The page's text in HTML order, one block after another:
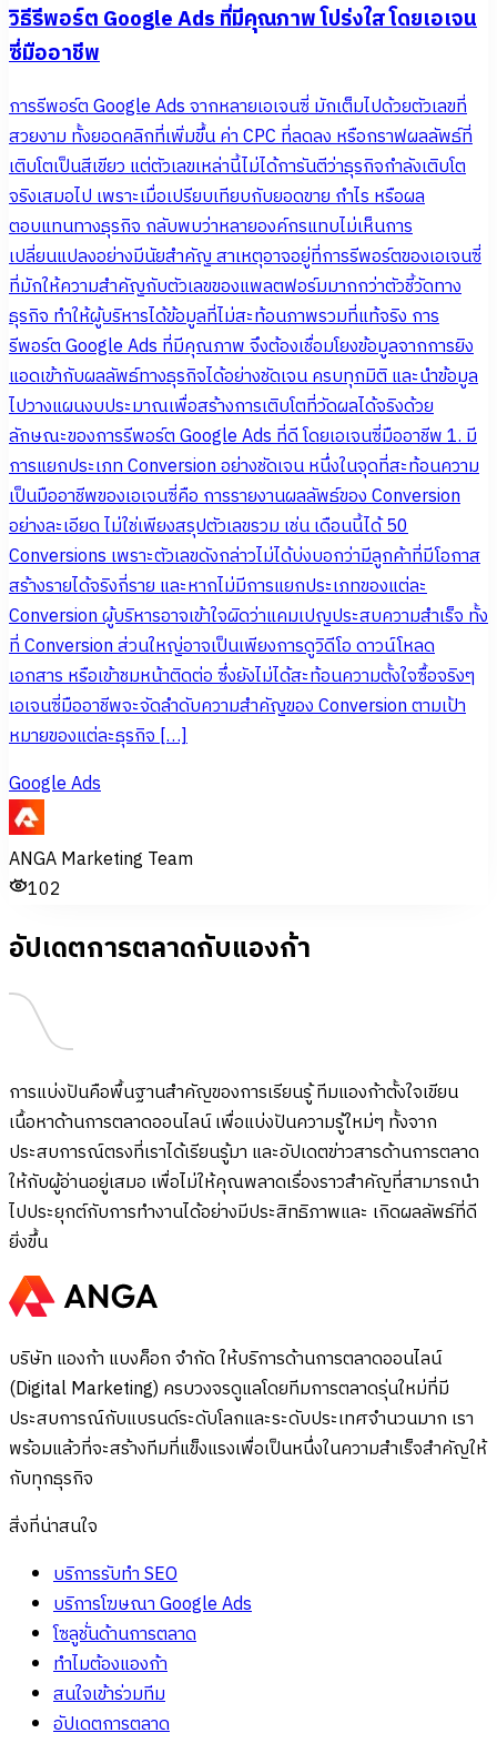
วิธีรีพอร์ต Google Ads ที่มีคุณภาพ โปร่งใส โดยเอเจน
ซี่มืออาชีพ
การรีพอร์ต Google Ads จากหลายเอเจนซี่ มักเต็มไปด้วยตัวเลขที่
สวยงาม ทั้งยอดคลิกที่เพิ่มขึ้น ค่า CPC ที่ลดลง หรือกราฟผลลัพธ์ที่
เติบโตเป็นสีเขียว แต่ตัวเลขเหล่านี้ไม่ได้การันตีว่าธุรกิจกำลังเติบโต
จริงเสมอไป เพราะเมื่อเปรียบเทียบกับยอดขาย กำไร หรือผล
ตอบแทนทางธุรกิจ กลับพบว่าหลายองค์กรแทบไม่เห็นการ
เปลี่ยนแปลงอย่างมีนัยสำคัญ สาเหตุอาจอยู่ที่การรีพอร์ตของเอเจนซี่
ที่มักให้ความสำคัญกับตัวเลขของแพลตฟอร์มมากกว่าตัวชี้วัดทาง
ธุรกิจ ทำให้ผู้บริหารได้ข้อมูลที่ไม่สะท้อนภาพรวมที่แท้จริง การ
รีพอร์ต Google Ads ที่มีคุณภาพ จึงต้องเชื่อมโยงข้อมูลจากการยิง
แอดเข้ากับผลลัพธ์ทางธุรกิจได้อย่างชัดเจน ครบทุกมิติ และนำข้อมูล
ไปวางแผนงบประมาณเพื่อสร้างการเติบโตที่วัดผลได้จริงด้วย
ลักษณะของการรีพอร์ต Google Ads ที่ดี โดยเอเจนซี่มืออาชีพ 1. มี
การแยกประเภท Conversion อย่างชัดเจน หนึ่งในจุดที่สะท้อนความ
เป็นมืออาชีพของเอเจนซี่คือ การรายงานผลลัพธ์ของ Conversion
อย่างละเอียด ไม่ใช่เพียงสรุปตัวเลขรวม เช่น เดือนนี้ได้ 50
Conversions เพราะตัวเลขดังกล่าวไม่ได้บ่งบอกว่ามีลูกค้าที่มีโอกาส
สร้างรายได้จริงกี่ราย และหากไม่มีการแยกประเภทของแต่ละ
Conversion ผู้บริหารอาจเข้าใจผิดว่าแคมเปญประสบความสำเร็จ ทั้ง
ที่ Conversion ส่วนใหญ่อาจเป็นเพียงการดูวิดีโอ ดาวน์โหลด
เอกสาร หรือเข้าชมหน้าติดต่อ ซึ่งยังไม่ได้สะท้อนความตั้งใจซื้อจริงๆ
เอเจนซี่มืออาชีพจะจัดลำดับความสำคัญของ Conversion ตามเป้า
หมายของแต่ละธุรกิจ […]
Google Ads
ANGA Marketing Team
102
อัปเดตการตลาดกับแองก้า
การแบ่งปันคือพื้นฐานสำคัญของการเรียนรู้ ทีมแองก้าตั้งใจเขียน
เนื้อหาด้านการตลาดออนไลน์ เพื่อแบ่งปันความรู้ใหม่ๆ ทั้งจาก
ประสบการณ์ตรงที่เราได้เรียนรู้มา และอัปเดตข่าวสารด้านการตลาด
ให้กับผู้อ่านอยู่เสมอ เพื่อไม่ให้คุณพลาดเรื่องราวสำคัญที่สามารถนำ
ไปประยุกต์กับการทำงานได้อย่างมีประสิทธิภาพและ เกิดผลลัพธ์ที่ดี
ยิ่งขึ้น
บริษัท แองก้า แบงค็อก จำกัด ให้บริการด้านการตลาดออนไลน์
(Digital Marketing) ครบวงจรดูแลโดยทีมการตลาดรุ่นใหม่ที่มี
ประสบการณ์กับแบรนด์ระดับโลกและระดับประเทศจำนวนมาก เรา
พร้อมแล้วที่จะสร้างทีมที่แข็งแรงเพื่อเป็นหนึ่งในความสำเร็จสำคัญให้
กับทุกธุรกิจ
สิ่งที่น่าสนใจ
บริการรับทำ SEO
บริการโฆษณา Google Ads
โซลูชั่นด้านการตลาด
ทำไมต้องแองก้า
สนใจเข้าร่วมทีม
อัปเดตการตลาด